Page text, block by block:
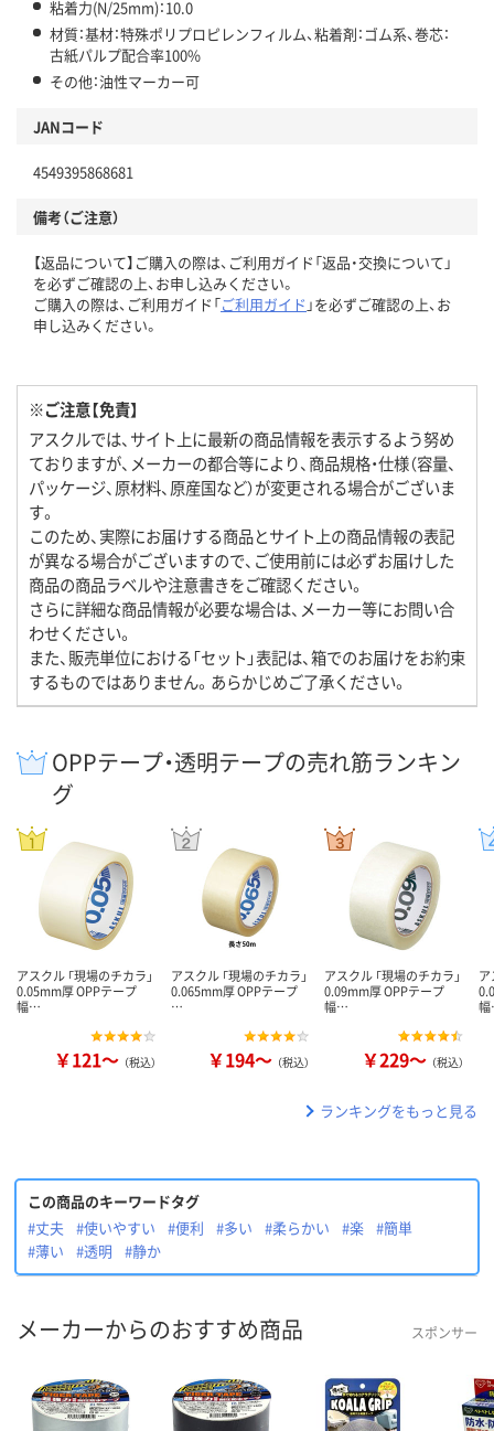
粘着力(N/25mm)：10.0
材質：基材：特殊ポリプロピレンフィルム、粘着剤：ゴム系、巻芯：
古紙パルプ配合率100%
その他：油性マーカー可
JANコード
4549395868681
備考（ご注意）
【返品について】ご購入の際は、ご利用ガイド「返品・交換について」
を必ずご確認の上、お申し込みください。
ご購入の際は、ご利用ガイド「ご利用ガイド 」を必ずご確認の上、お
申し込みください。
※ご注意【免責】
アスクルでは、サイト上に最新の商品情報を表示するよう努め
ておりますが、メーカーの都合等により、商品規格・仕様（容量、
パッケージ、原材料、原産国など）が変更される場合がございま
す。
このため、実際にお届けする商品とサイト上の商品情報の表記
が異なる場合がございますので、ご使用前には必ずお届けした
商品の商品ラベルや注意書きをご確認ください。
さらに詳細な商品情報が必要な場合は、メーカー等にお問い合
わせください。
また、販売単位における「セット」表記は、箱でのお届けをお約束
するものではありません。あらかじめご了承ください。
OPPテープ・透明テープの売れ筋ランキン
グ
アスクル 「現場のチカラ」
0.05mm厚 OPPテープ
幅…
￥121～ （税込）
アスクル 「現場のチカラ」
0.065mm厚 OPPテープ
…
￥194～ （税込）
アスクル 「現場のチカラ」
0.09mm厚 OPPテープ
幅…
￥229～ （税込）
ア
ランキングをもっと見る
この商品のキーワードタグ
#丈夫
#使いやすい #便利 #多い #柔らかい #楽 #簡単
#薄い
#透明 #静か
メーカーからのおすすめ商品 スポンサー